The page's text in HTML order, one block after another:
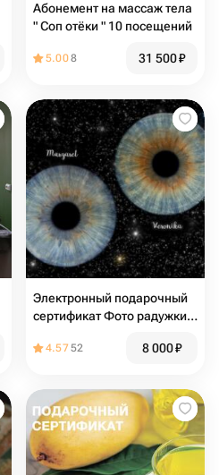
Абонемент на массаж тела
" Соп отёки " 10 посещений
5.008 31 500₽
Электронный подарочный
сертификат Фото радужки
60х90)
4.5752 8 000₽